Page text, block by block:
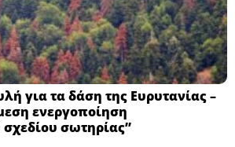
για τα δάση της Ευρυτανίας –
ενεργοποίηση
σωτηρίας”